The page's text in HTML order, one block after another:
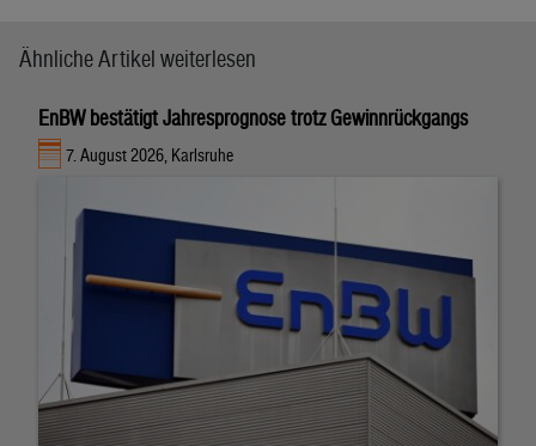
Ähnliche Artikel weiterlesen
EnBW bestätigt Jahresprognose trotz Gewinnrückgangs
7. August 2026, Karlsruhe